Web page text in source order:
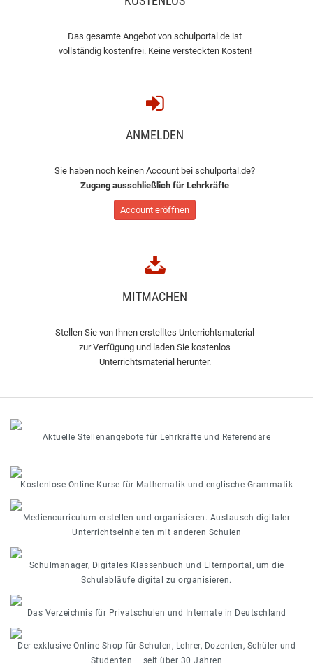
Das gesamte Angebot von schulportal.de ist
vollständig kostenfrei. Keine versteckten Kosten!
ANMELDEN
Sie haben noch keinen Account bei schulportal.de?
Zugang ausschließlich für Lehrkräfte
Account eröffnen
MITMACHEN
Stellen Sie von Ihnen erstelltes Unterrichtsmaterial
zur Verfügung und laden Sie kostenlos
Unterrichtsmaterial herunter.
Aktuelle Stellenangebote für Lehrkräfte und Referendare
Kostenlose Online-Kurse für Mathematik und englische Grammatik
Mediencurriculum erstellen und organisieren. Austausch digitaler
Unterrichtseinheiten mit anderen Schulen
Schulmanager, Digitales Klassenbuch und Elternportal, um die
Schulabläufe digital zu organisieren.
Das Verzeichnis für Privatschulen und Internate in Deutschland
Der exklusive Online-Shop für Schulen, Lehrer, Dozenten, Schüler und
Studenten – seit über 30 Jahren